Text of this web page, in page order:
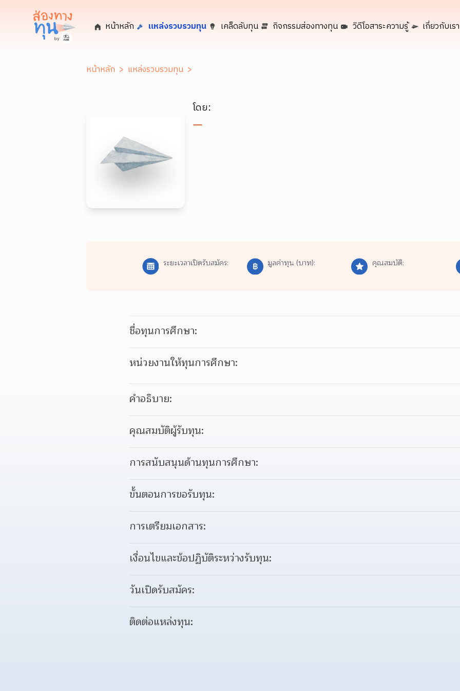
หน้าหลัก แหล่งรวบรวมทุน เคล็ดลับทุน กิจกรรมส่องทางทุน วิดีโอสาระความรู้ เกี่ยวกับเรา
หน้าหลัก > แหล่งรวบรวมทุน >
โดย:
ระยะเวลาเปิดรับสมัคร: มูลค่าทุน (บาท): คุณสมบัติ:
ชื่อทุนการศึกษา:
หน่วยงานให้ทุนการศึกษา:
คำอธิบาย:
คุณสมบัติผู้รับทุน:
การสนับสนุนด้านทุนการศึกษา:
ขั้นตอนการขอรับทุน:
การเตรียมเอกสาร:
เงื่อนไขและข้อปฏิบัติระหว่างรับทุน:
วันเปิดรับสมัคร:
ติดต่อแหล่งทุน: